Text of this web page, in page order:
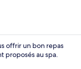
offrir un bon repas
proposés au spa.